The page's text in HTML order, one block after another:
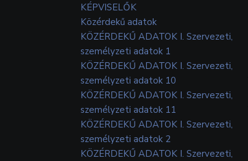
KÉPVISELŐK
Közérdekű adatok
KÖZÉRDEKŰ ADATOK I. Szervezeti,
személyzeti adatok 1
KÖZÉRDEKŰ ADATOK I. Szervezeti,
személyzeti adatok 10
KÖZÉRDEKŰ ADATOK I. Szervezeti,
személyzeti adatok 11
KÖZÉRDEKŰ ADATOK I. Szervezeti,
személyzeti adatok 2
KÖZÉRDEKŰ ADATOK I. Szervezeti,